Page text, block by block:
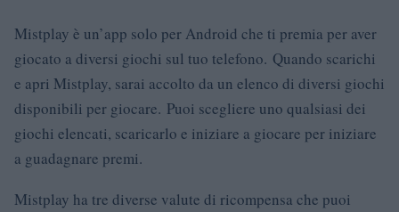
Mistplay è un’app solo per Android che ti premia per aver
giocato a diversi giochi sul tuo telefono. Quando scarichi
e apri Mistplay, sarai accolto da un elenco di diversi giochi
disponibili per giocare. Puoi scegliere uno qualsiasi dei
giochi elencati, scaricarlo e iniziare a giocare per iniziare
a guadagnare premi.
Mistplay ha tre diverse valute di ricompensa che puoi